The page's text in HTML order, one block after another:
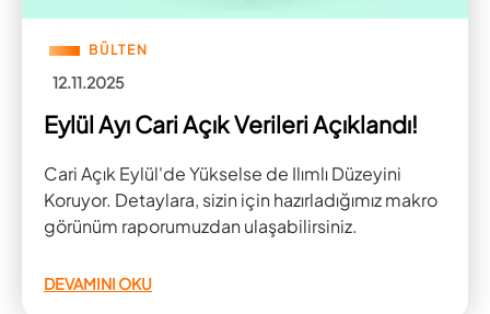
BÜLTEN
12.11.2025
Eylül Ayı Cari Açık Verileri Açıklandı!
Cari Açık Eylül'de Yükselse de Ilımlı Düzeyini
Koruyor. Detaylara, sizin için hazırladığımız makro
görünüm raporumuzdan ulaşabilirsiniz.
DEVAMINI OKU